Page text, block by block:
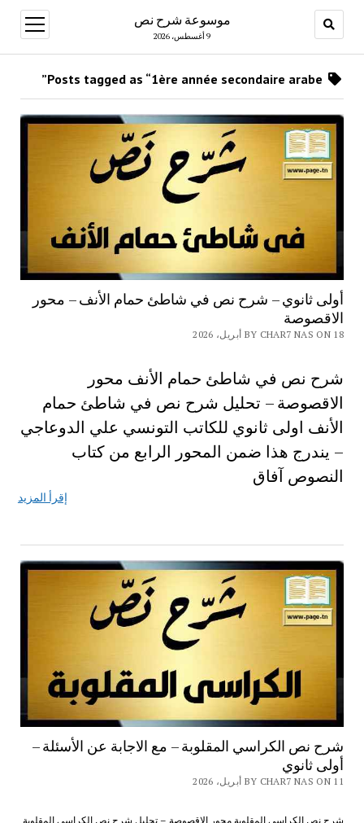
موسوعة شرح نص
9 أغسطس، 2026
open
menu
أولى ثانوي – شرح نص في شاطئ حمام الأنف – محور
الاقصوصة
BY CHAR7 NAS ON 18 أبريل، 2026
شرح نص في شاطئ حمام الأنف محور
الاقصوصة – تحليل شرح نص في شاطئ حمام
الأنف اولى ثانوي للكاتب التونسي علي الدوعاجي
– يندرج هذا ضمن المحور الرابع من كتاب
النصوص آفاق
إقرأ المزيد
شرح نص الكراسي المقلوبة – مع الاجابة عن الأسئلة –
أولى ثانوي
BY CHAR7 NAS ON 11 أبريل، 2026
شرح نص الكراسي المقلوبة محور الاقصوصة – تحليل شرح نص الكراسي المقلوبة